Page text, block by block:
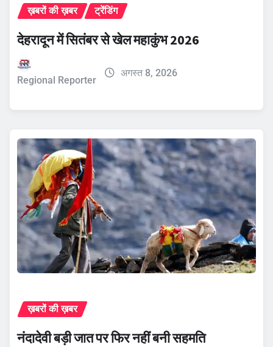
ख़बरों की ख़बर ट्रेंडिंग
देहरादून में सितंबर से खेल महाकुंभ 2026
Regional Reporter
अगस्त 8, 2026
ख़बरों की ख़बर
नंदादेवी बड़ी जात पर फिर नहीं बनी सहमति